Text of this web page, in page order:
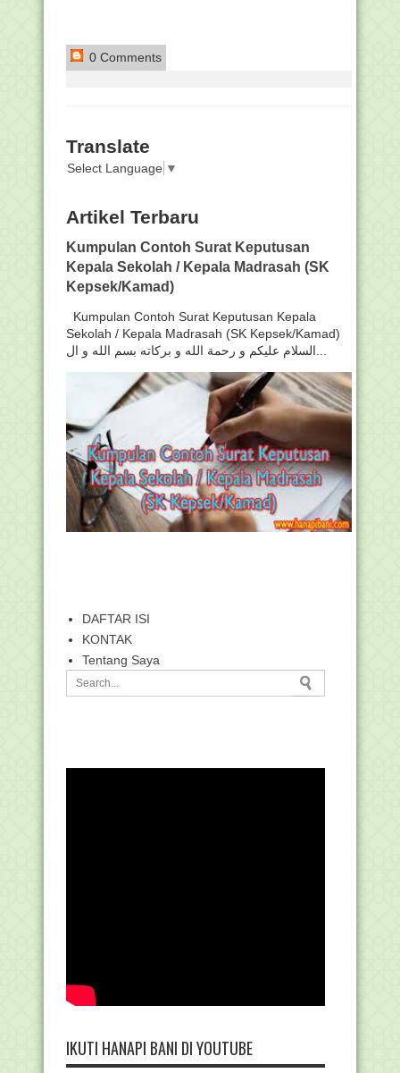
0 Comments
Translate
Select Language ▼
Artikel Terbaru
Kumpulan Contoh Surat Keputusan
Kepala Sekolah / Kepala Madrasah (SK
Kepsek/Kamad)
Kumpulan Contoh Surat Keputusan Kepala
Sekolah / Kepala Madrasah (SK Kepsek/Kamad)
DAFTAR ISI
KONTAK
Tentang Saya
IKUTI HANAPI BANI DI YOUTUBE